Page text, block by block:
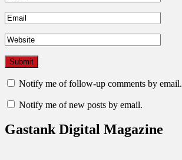
Notify me of follow-up comments by email.
Notify me of new posts by email.
Gastank Digital Magazine